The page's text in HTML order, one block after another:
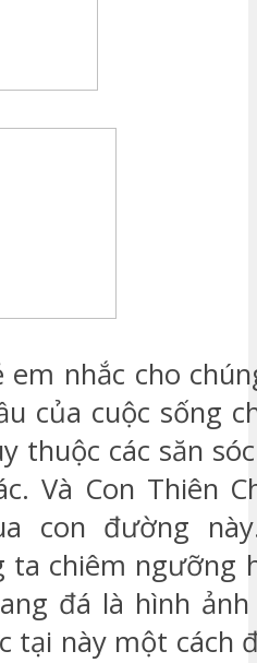
nhắc cho
của cuộc sống
thuộc các săn
Và Con Thiên
con đường
chiêm ngưỡng
đá là hình
tại này một cách